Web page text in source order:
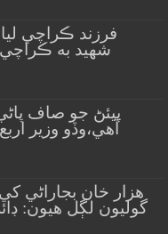
شهيد به ڪراچي
پيئڻ جو صاف
آهي،وڏو وزير
گوليون لڳل هيون: